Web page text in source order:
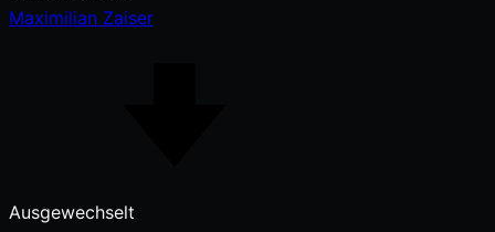
Maximilian Zaiser
Ausgewechselt